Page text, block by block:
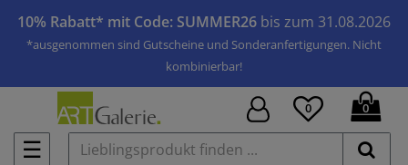
10% Rabatt* mit Code: SUMMER26 bis zum 31.08.2026
*ausgenommen sind Gutscheine und Sonderanfertigungen. Nicht
kombinierbar!
☰
0 0